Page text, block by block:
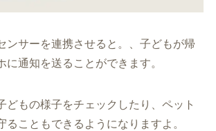
ンサーを連携させると。、子どもが帰
に通知を送ることができます。
どもの様子をチェックしたり、ペット
ることもできるようになりますよ。